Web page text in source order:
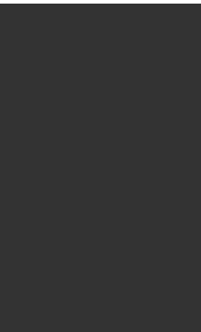
7 RATN PURI RATLAM mo.